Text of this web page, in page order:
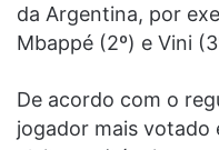
da Argentina, por
Mbappé (2º) e Vini
De acordo com o
jogador mais votado